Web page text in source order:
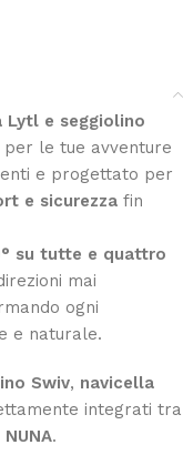
Lytl e seggiolino
le tue avventure
e progettato per
e sicurezza fin
su tutte e quattro
mai
ogni
e naturale.
Swiv, navicella
integrati tra
.